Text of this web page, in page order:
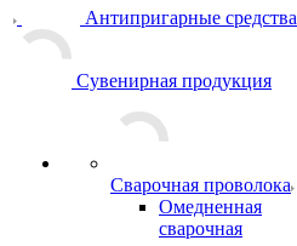
Антипригарные средства
Сувенирная продукция
Сварочная проволока
Омедненная
сварочная